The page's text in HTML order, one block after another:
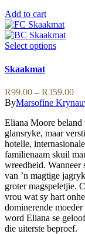
Add to cart
Select optionsThis
variants.
The
options
may
be
chosen
on
the
product
page
Skaakmat
R99.00 – R359.00
ByMarsofine
Eliana Moore
glansryke, maar
hotelle,
familienaam skuil
wreedheid. Wanneer
van ’n magtige
groter magspeletjie.
vrou wat sy hart
dominerende
word Eliana se
die uiterste beproef.